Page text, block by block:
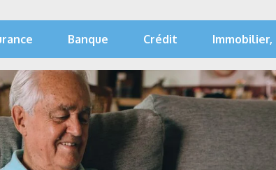
Banque Crédit